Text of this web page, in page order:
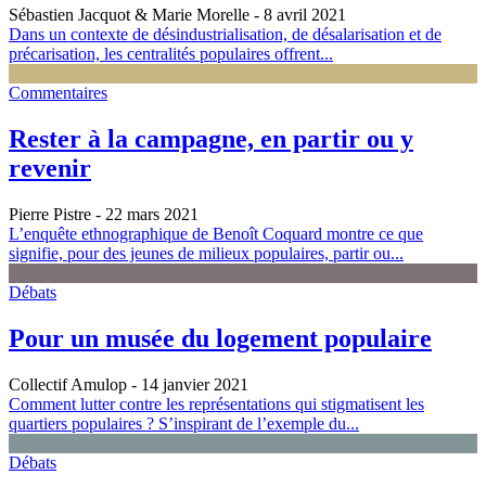
Sébastien Jacquot & Marie Morelle - 8 avril 2021
Dans un contexte de désindustrialisation, de désalarisation et de
précarisation, les centralités populaires offrent...
Commentaires
Rester à la campagne, en partir ou y
revenir
Pierre Pistre - 22 mars 2021
L’enquête ethnographique de Benoît Coquard montre ce que
signifie, pour des jeunes de milieux populaires, partir ou...
Débats
Pour un musée du logement populaire
Collectif Amulop - 14 janvier 2021
Comment lutter contre les représentations qui stigmatisent les
quartiers populaires ? S’inspirant de l’exemple du...
Débats